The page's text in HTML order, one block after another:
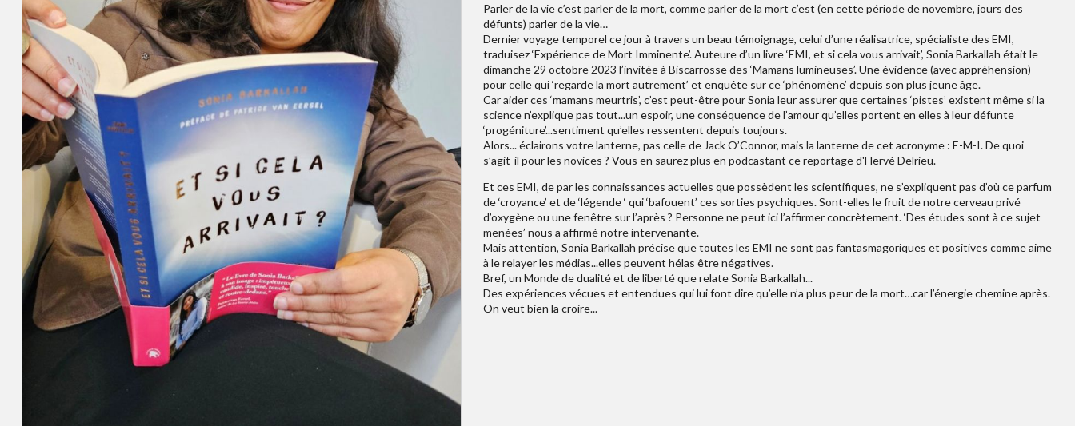
Parler de la vie c’est parler de la mort, comme parler de la mort c’est (en cette période de novembre, jours des
défunts) parler de la vie…
Dernier voyage temporel ce jour à travers un beau témoignage, celui d’une réalisatrice, spécialiste des EMI,
traduisez ‘Expérience de Mort Imminente’. Auteure d’un livre ‘EMI, et si cela vous arrivait’, Sonia Barkallah était le
dimanche 29 octobre 2023 l’invitée à Biscarrosse des ‘Mamans lumineuses’. Une évidence (avec appréhension)
pour celle qui ‘regarde la mort autrement’ et enquête sur ce ‘phénomène’ depuis son plus jeune âge.
Car aider ces ‘mamans meurtris’, c’est peut-être pour Sonia leur assurer que certaines ‘pistes’ existent même si la
science n’explique pas tout...un espoir, une conséquence de l’amour qu’elles portent en elles à leur défunte
‘progéniture’...sentiment qu’elles ressentent depuis toujours.
Alors... éclairons votre lanterne, pas celle de Jack O’Connor, mais la lanterne de cet acronyme : E-M-I. De quoi
s’agit-il pour les novices ? Vous en saurez plus en podcastant ce reportage d'Hervé Delrieu.
Et ces EMI, de par les connaissances actuelles que possèdent les scientifiques, ne s’expliquent pas d’où ce parfum
de ‘croyance’ et de ‘légende ‘ qui ‘bafouent’ ces sorties psychiques. Sont-elles le fruit de notre cerveau privé
d’oxygène ou une fenêtre sur l’après ? Personne ne peut ici l’affirmer concrètement. ‘Des études sont à ce sujet
menées’ nous a affirmé notre intervenante.
Mais attention, Sonia Barkallah précise que toutes les EMI ne sont pas fantasmagoriques et positives comme aime
à le relayer les médias...elles peuvent hélas être négatives.
Bref, un Monde de dualité et de liberté que relate Sonia Barkallah...
Des expériences vécues et entendues qui lui font dire qu’elle n’a plus peur de la mort…car l’énergie chemine après.
On veut bien la croire...